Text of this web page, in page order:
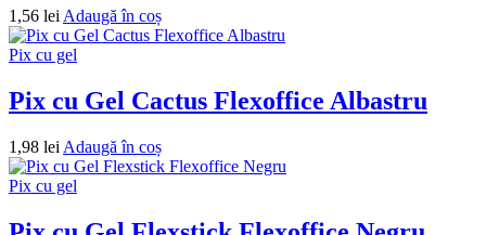
1,56 lei Adaugă în coș
Pix cu gel
Pix cu Gel Cactus Flexoffice Albastru
1,98 lei Adaugă în coș
Pix cu gel